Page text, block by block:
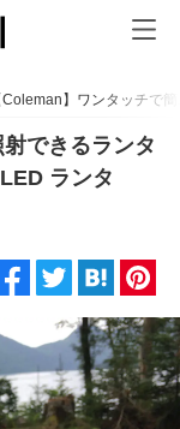
Coleman】ワンタッチで
できるランタ
ランタ